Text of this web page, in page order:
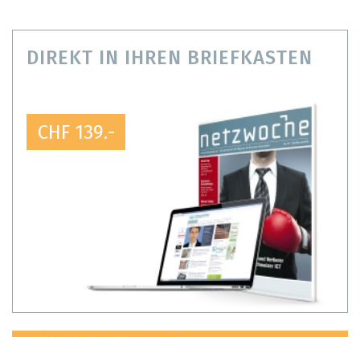
DIREKT IN IHREN BRIEFKASTEN
CHF 139.-